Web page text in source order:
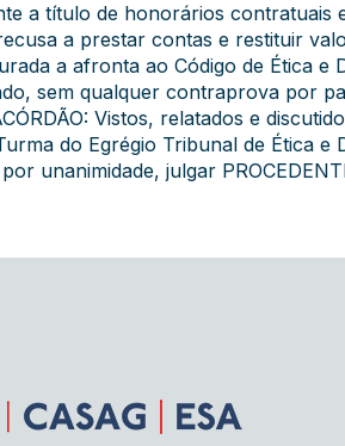
a título de honorários contratuais
a prestar contas e restituir
a afronta ao Código de Ética e
sem qualquer contraprova por
Vistos, relatados e
do Egrégio Tribunal de Ética e
unanimidade, julgar